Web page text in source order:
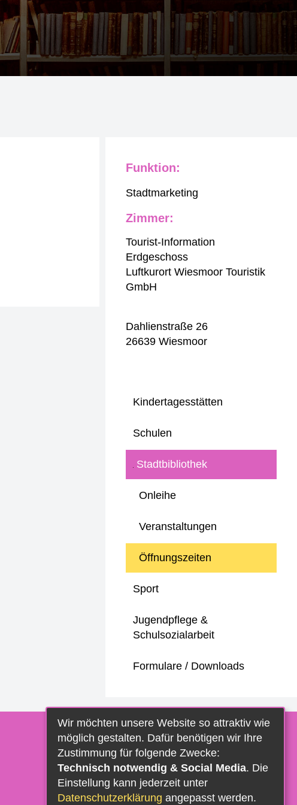
Kindertagesstätten
Schulen
Stadtbibliothek
Onleihe
Veranstaltungen
Öffnungszeiten
Sport
Jugendpflege &
Schulsozialarbeit
Formulare / Downloads
Funktion:
Stadtmarketing
Zimmer:
Tourist-Information
Erdgeschoss
Luftkurort Wiesmoor Touristik
GmbH
Dahlienstraße 26
26639 Wiesmoor
Wir möchten unsere Website so attraktiv wie
möglich gestalten. Dafür benötigen wir Ihre
Zustimmung für folgende Zwecke:
Technisch notwendig & Social Media. Die
Einstellung kann jederzeit unter
Datenschutzerklärung angepasst werden.